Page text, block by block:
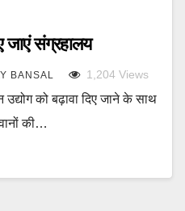
जाएं संग्रहालय
BANSAL 1,204 Views
उद्योग को बढ़ावा दिए जाने के साथ
की…